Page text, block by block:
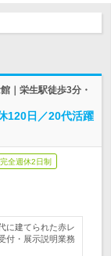
｜栄生駅徒歩3分・
120日／20代活躍
完全週休2日制
に建てられた赤レ
付・展示説明業務